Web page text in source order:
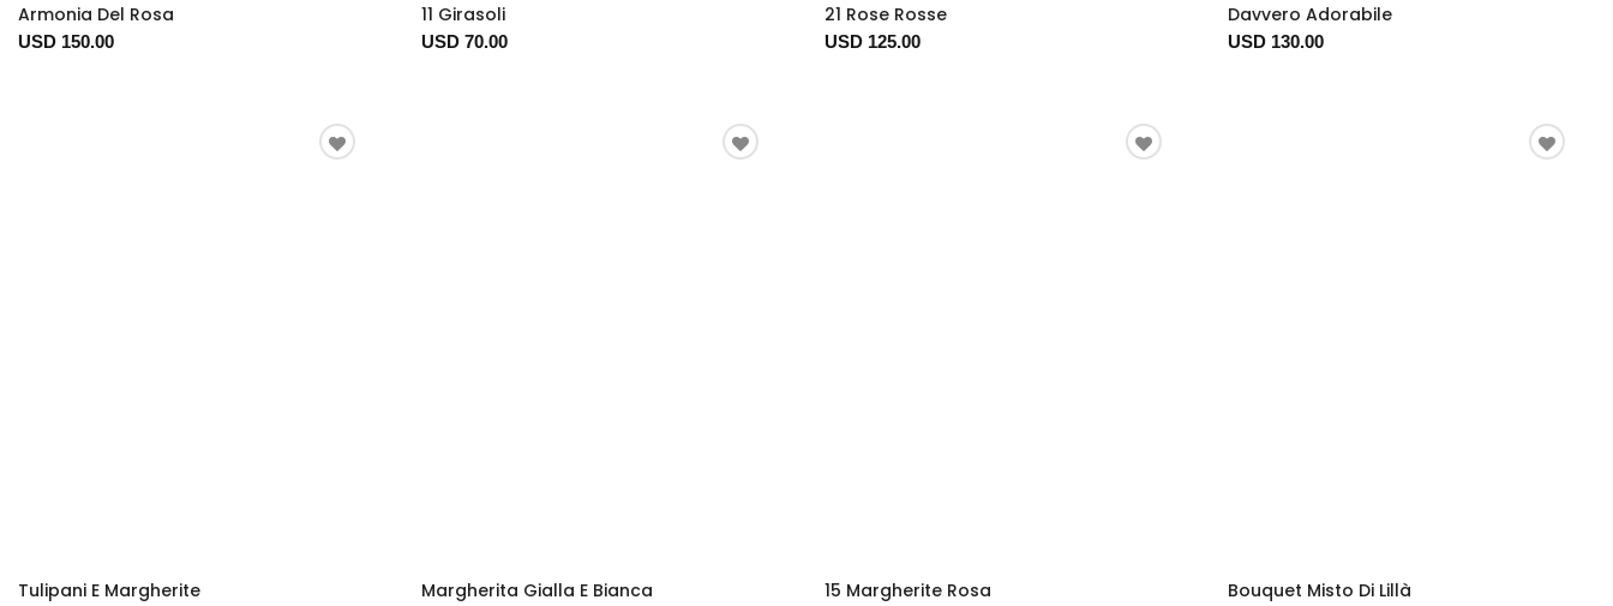
Armonia Del Rosa
USD 150.00
11 Girasoli
USD 70.00
21 Rose Rosse
USD 125.00
Davvero Adorabile
USD 130.00
Tulipani E Margherite Margherita Gialla E Bianca 15 Margherite Rosa Bouquet Misto Di Lillà